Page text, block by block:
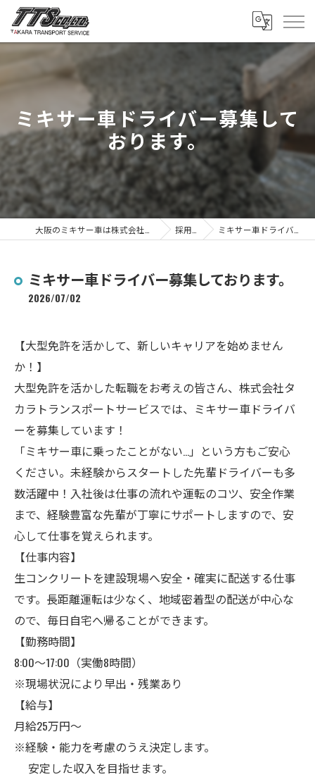
ミキサー車ドライバー募集して
おります。
採用ブログ ミキサー車ドライバー募集しております。
ミキサー車ドライバー募集しております。
2026/07/02
【大型免許を活かして、新しいキャリアを始めません
か！】
大型免許を活かした転職をお考えの皆さん、株式会社タ
カラトランスポートサービスでは、ミキサー車ドライバ
ーを募集しています！
「ミキサー車に乗ったことがない…」という方もご安心
ください。未経験からスタートした先輩ドライバーも多
数活躍中！入社後は仕事の流れや運転のコツ、安全作業
まで、経験豊富な先輩が丁寧にサポートしますので、安
心して仕事を覚えられます。
【仕事内容】
生コンクリートを建設現場へ安全・確実に配送する仕事
です。長距離運転は少なく、地域密着型の配送が中心な
ので、毎日自宅へ帰ることができます。
【勤務時間】
8:00～17:00（実働8時間）
※現場状況により早出・残業あり
【給与】
月給25万円～
※経験・能力を考慮のうえ決定します。
安定した収入を目指せます。